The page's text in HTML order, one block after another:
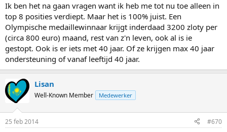
Ik ben het na gaan vragen want ik heb me tot nu toe alleen in
top 8 posities verdiept. Maar het is 100% juist. Een
Olympische medaillewinnaar krijgt inderdaad 3200 zloty per
(circa 800 euro) maand, rest van z'n leven, ook al is ie
gestopt. Ook is er iets met 40 jaar. Of ze krijgen max 40 jaar
ondersteuning of vanaf leeftijd 40 jaar.
Lisan
Well-Known Member Medewerker
25 feb 2014 #670